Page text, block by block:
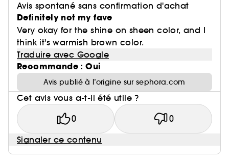
Avis spontané sans confirmation d'achat
Definitely not my fave
Very okay for the shine on sheen color, and I
think it's warmish brown color.
Traduire avec Google
Recommande : Oui
Avis publié à l’origine sur sephora.com
Cet avis vous a-t-il été utile ?
0 0
Signaler ce contenu